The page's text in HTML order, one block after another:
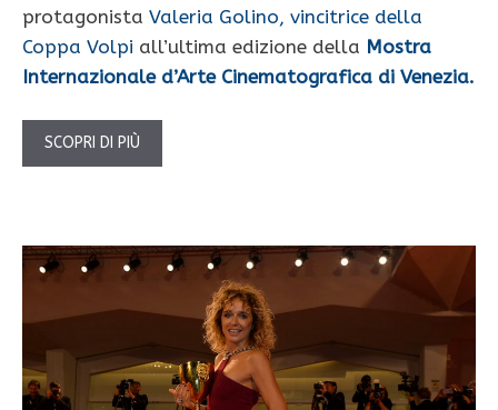
protagonista Valeria Golino, vincitrice della
Coppa Volpi all’ultima edizione della Mostra
Internazionale d’Arte Cinematografica di Venezia.
SCOPRI DI PIÙ